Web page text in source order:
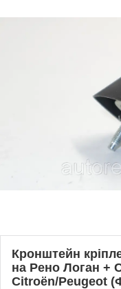
Кронштейн
на Рено Логан +
Citroën/Peugeot